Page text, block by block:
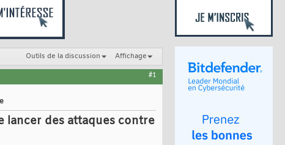
Outils de la discussion Affichage
#1
lancer des attaques contre